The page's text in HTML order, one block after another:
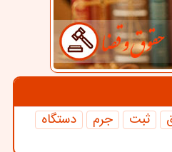
ثبت جرم
دستگاه